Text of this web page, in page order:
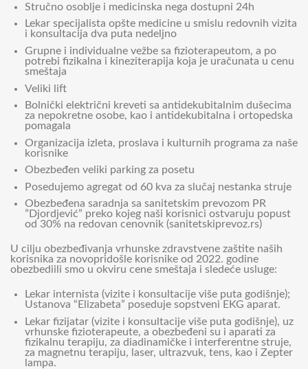
Stručno osoblje i medicinska nega dostupni 24h
Lekar specijalista opšte medicine u smislu redovnih vizita
i konsultacija dva puta nedeljno
Grupne i individualne vežbe sa fizioterapeutom, a po
potrebi fizikalna i kineziterapija koja je uračunata u cenu
smeštaja
Veliki lift
Bolnički električni kreveti sa antidekubitalnim dušecima
za nepokretne osobe, kao i antidekubitalna i ortopedska
pomagala
Organizacija izleta, proslava i kulturnih programa za naše
korisnike
Obezbeđen veliki parking za posetu
Posedujemo agregat od 60 kva za slučaj nestanka struje
Obezbeđena saradnja sa sanitetskim prevozom PR
”Djordjević” preko kojeg naši korisnici ostvaruju popust
od 30% na redovan cenovnik (sanitetskiprevoz.rs)
U cilju obezbeđivanja vrhunske zdravstvene zaštite naših
korisnika za novopridošle korisnike od 2022. godine
obezbediili smo u okviru cene smeštaja i sledeće usluge:
Lekar internista (vizite i konsultacije više puta godišnje);
Ustanova “Elizabeta” poseduje sopstveni EKG aparat.
Lekar fizijatar (vizite i konsultacije više puta godišnje), uz
vrhunske fizioterapeute, a obezbeđeni su i aparati za
fizikalnu terapiju, za diadinamičke i interferentne struje,
za magnetnu terapiju, laser, ultrazvuk, tens, kao i Zepter
lampa.